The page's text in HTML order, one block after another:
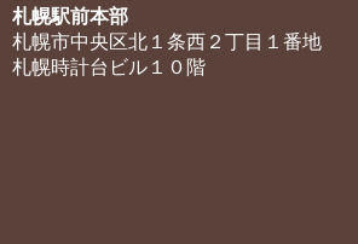
札幌駅前本部
札幌市中央区北１条西２丁目１番地
札幌時計台ビル１０階